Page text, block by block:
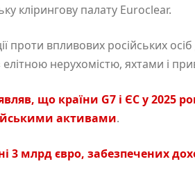
клірингову палату Euroclear.
проти впливових російських
нерухомістю, яхтами і
що країни G7 і ЄС у 2025
активами.
3 млрд євро, забезпечених